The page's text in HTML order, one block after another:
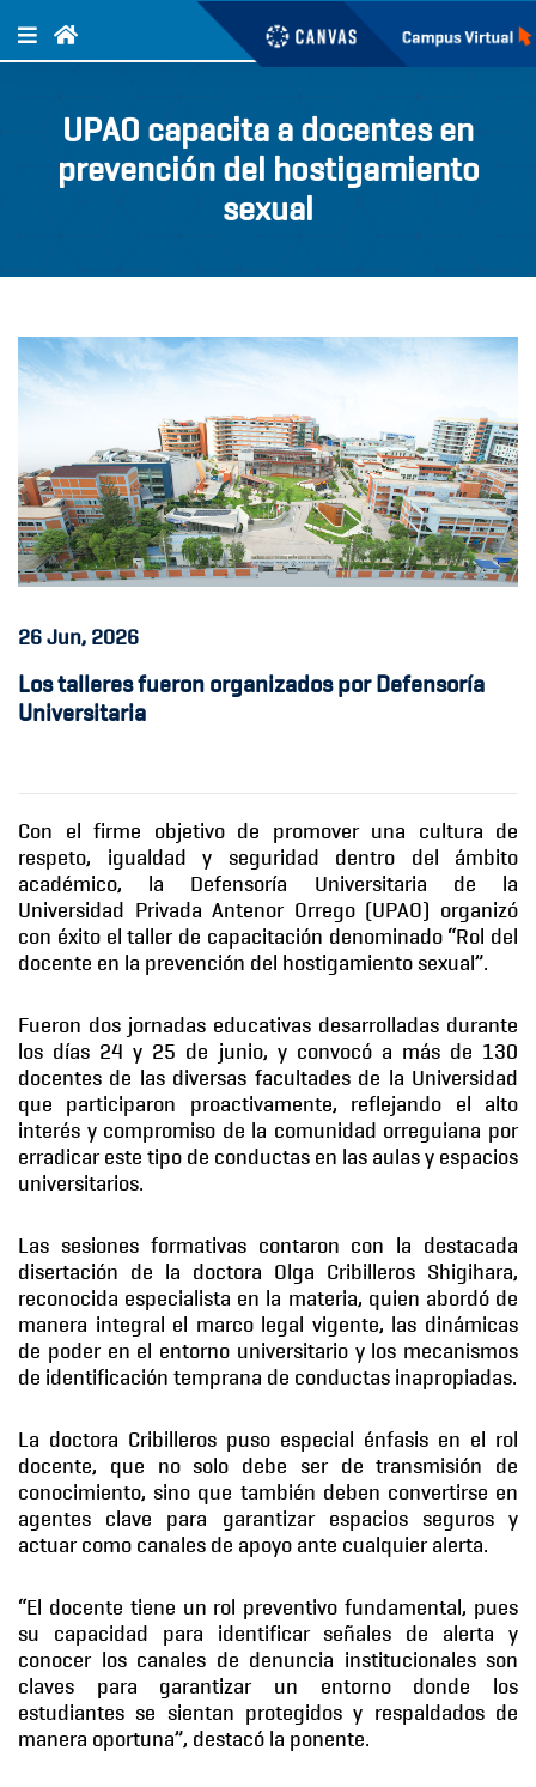
UPAO capacita a docentes en
prevención del hostigamiento
sexual
26Jun, 2026
Los talleres fueron organizados por Defensoría
Universitaria
Con el firme objetivo de promover una cultura de
respeto, igualdad y seguridad dentro del ámbito
académico, la Defensoría Universitaria de la
Universidad Privada Antenor Orrego (UPAO) organizó
con éxito el taller de capacitación denominado “Rol del
docente en la prevención del hostigamiento sexual”.
Fueron dos jornadas educativas desarrolladas durante
los días 24 y 25 de junio, y convocó a más de 130
docentes de las diversas facultades de la Universidad
que participaron proactivamente, reflejando el alto
interés y compromiso de la comunidad orreguiana por
erradicar este tipo de conductas en las aulas y espacios
universitarios.
Las sesiones formativas contaron con la destacada
disertación de la doctora Olga Cribilleros Shigihara,
reconocida especialista en la materia, quien abordó de
manera integral el marco legal vigente, las dinámicas
de poder en el entorno universitario y los mecanismos
de identificación temprana de conductas inapropiadas.
La doctora Cribilleros puso especial énfasis en el rol
docente, que no solo debe ser de transmisión de
conocimiento, sino que también deben convertirse en
agentes clave para garantizar espacios seguros y
actuar como canales de apoyo ante cualquier alerta.
“El docente tiene un rol preventivo fundamental, pues
su capacidad para identificar señales de alerta y
conocer los canales de denuncia institucionales son
claves para garantizar un entorno donde los
estudiantes se sientan protegidos y respaldados de
manera oportuna”, destacó la ponente.